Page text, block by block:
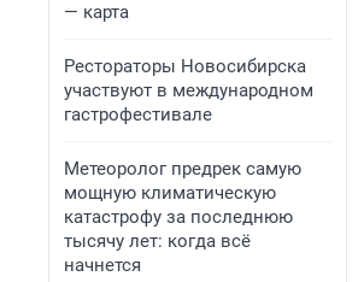
— карта
Рестораторы Новосибирска
участвуют в международном
гастрофестивале
Метеоролог предрек самую
мощную климатическую
катастрофу за последнюю
тысячу лет: когда всё
начнется